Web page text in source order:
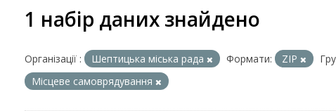
1 набір даних знайдено
Організації : Шептицька міська рада Формати: ZIP
Місцеве самоврядування